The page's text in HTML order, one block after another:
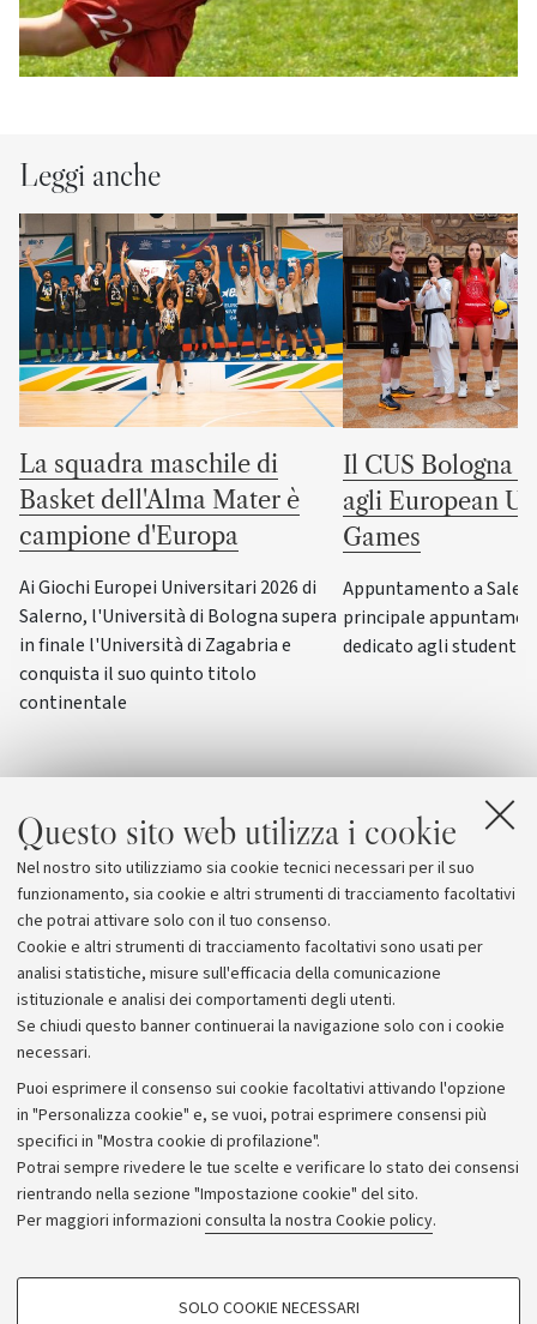
Questo sito web utilizza i cookie
Nel nostro sito utilizziamo sia cookie tecnici necessari per il suo
funzionamento, sia cookie e altri strumenti di tracciamento facoltativi
che potrai attivare solo con il tuo consenso.
Cookie e altri strumenti di tracciamento facoltativi sono usati per
analisi statistiche, misure sull'efficacia della comunicazione
istituzionale e analisi dei comportamenti degli utenti.
Se chiudi questo banner continuerai la navigazione solo con i cookie
necessari.
Puoi esprimere il consenso sui cookie facoltativi attivando l'opzione
in "Personalizza cookie" e, se vuoi, potrai esprimere consensi più
specifici in "Mostra cookie di profilazione".
Potrai sempre rivedere le tue scelte e verificare lo stato dei consensi
rientrando nella sezione "Impostazione cookie" del sito.
Per maggiori informazioni consulta la nostra Cookie policy.
COOKIE DI PROFILAZIONE - FACOLTATIVI
SOLO COOKIE NECESSARI
Leggi anche
La squadra maschile di
Basket dell'Alma Mater è
campione d'Europa
Ai Giochi Europei Universitari 2026 di
Salerno, l'Università di Bologna supera
in finale l'Università di Zagabria e
conquista il suo quinto titolo
continentale
Il CUS Bologna
agli European
Games
Appuntamento a
principale
dedicato agli
Archivio
Comunicati stampa
Redazione
Rassegna stampa